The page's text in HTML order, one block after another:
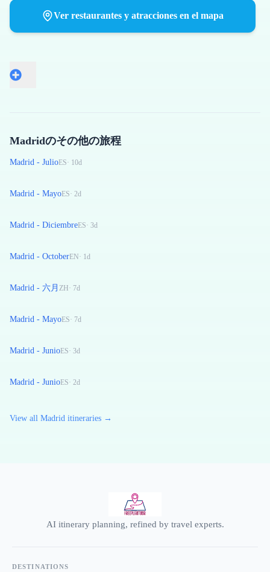
Ver restaurantes y atracciones en el mapa
Madridのその他の旅程
Madrid - JulioES· 10d
Madrid - Mayo ES· 2d
Madrid - DiciembreES· 3d
Madrid - OctoberEN· 1d
Madrid - 六月 ZH· 7d
Madrid - MayoES· 7d
Madrid - JunioES· 3d
Madrid - JunioES· 2d
View all Madrid itineraries →
AI itinerary planning, refined by travel experts.
DESTINATIONS